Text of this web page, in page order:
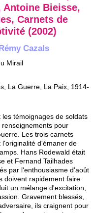
Antoine Bieisse,
Carnets de
(2002)
Cazals
Mirail
La Guerre, La Paix, 1914-
témoignages de soldats
pour
Les trois carnets
d'émaner de
Hans Rodewald était
et Fernand Tailhades
par l'enthousiasme d'août
doivent rapidement faire
un mélange d'excitation,
Gravement blessés,
ils craignent pour